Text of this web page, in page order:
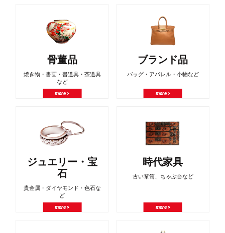
骨董品
焼き物・書画・書道具・茶道具
など
more >
ブランド品
バッグ・アパレル・小物など
more >
ジュエリー・宝
石
貴金属・ダイヤモンド・色石な
ど
more >
時代家具
古い箪笥、ちゃぶ台など
more >